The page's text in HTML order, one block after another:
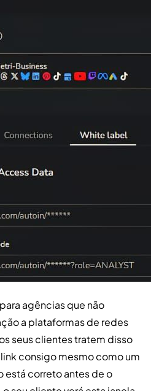
agências que não
a plataformas de redes
seus clientes tratem disso
consigo mesmo como um
está correto antes de o